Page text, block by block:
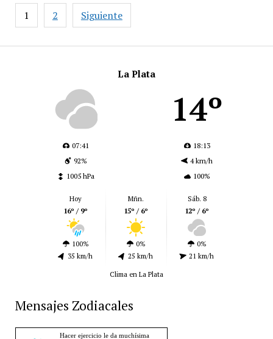
La Plata
14º
07:41
18:13
92%
4 km/h
1005 hPa
100%
Hoy
16º / 9º
100%
35 km/h
Mñn.
15º / 6º
0%
25 km/h
Sáb. 8
12º / 6º
0%
21 km/h
Clima en La Plata
Mensajes Zodiacales
Paginación
de
1 2 Siguiente